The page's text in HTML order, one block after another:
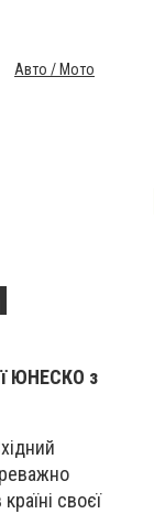
Авто / Мото
ЮНЕСКО з
своєї